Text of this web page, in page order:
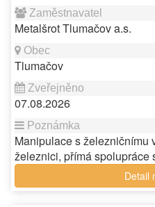
Metalšrot Tlumačov a.s.
Tlumačov
07.08.2026
Manipulace s železničnímu
železnici, přímá
Detail